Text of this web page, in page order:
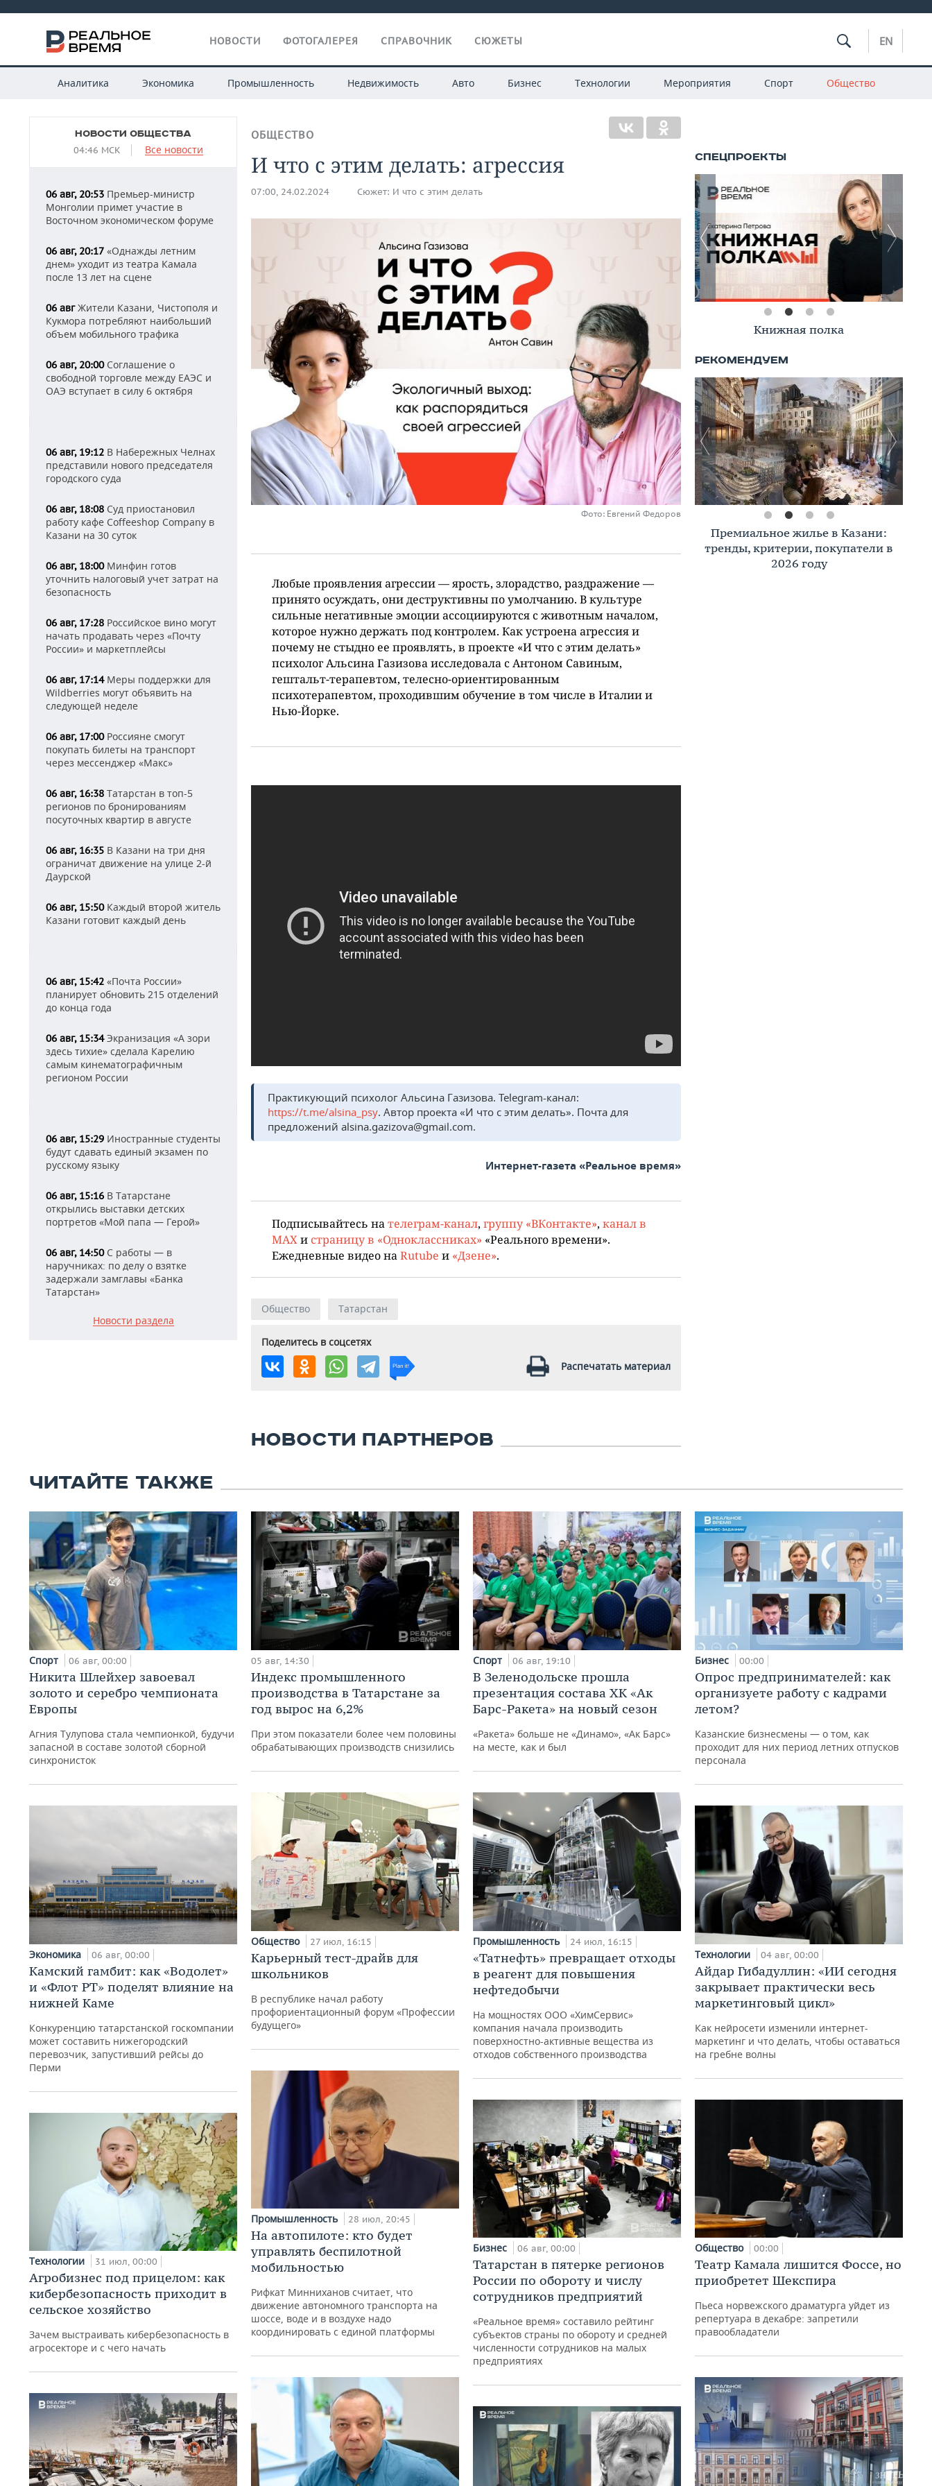
НОВОСТИ ФОТОГАЛЕРЕЯ СПРАВОЧНИК СЮЖЕТЫ EN
Аналитика Экономика Промышленность Недвижимость Авто Бизнес Технологии Мероприятия Спорт Общество
НОВОСТИ ОБЩЕСТВА
04:46 МСК Все новости
06 авг, 20:53 Премьер-министр
Монголии примет участие в
Восточном экономическом форуме
06 авг, 20:17 «Однажды летним
днем» уходит из театра Камала
после 13 лет на сцене
06 авгЖители Казани, Чистополя и
Кукмора потребляют наибольший
объем мобильного трафика
06 авг, 20:00Соглашение о
свободной торговле между ЕАЭС и
ОАЭ вступает в силу 6 октября
06 авг, 19:12 В Набережных Челнах
представили нового председателя
городского суда
06 авг, 18:08 Суд приостановил
работу кафе Coffeeshop Company в
Казани на 30 суток
06 авг, 18:00Минфин готов
уточнить налоговый учет затрат на
безопасность
06 авг, 17:28 Российское вино могут
начать продавать через «Почту
России» и маркетплейсы
06 авг, 17:14Меры поддержки для
Wildberries могут объявить на
следующей неделе
06 авг, 17:00Россияне смогут
покупать билеты на транспорт
через мессенджер «Макс»
06 авг, 16:38 Татарстан в топ-5
регионов по бронированиям
посуточных квартир в августе
06 авг, 16:35 В Казани на три дня
ограничат движение на улице 2-й
Даурской
06 авг, 15:50Каждый второй житель
Казани готовит каждый день
06 авг, 15:42 «Почта России»
планирует обновить 215 отделений
до конца года
06 авг, 15:34Экранизация «А зори
здесь тихие» сделала Карелию
самым кинематографичным
регионом России
06 авг, 15:29 Иностранные студенты
будут сдавать единый экзамен по
русскому языку
06 авг, 15:16 В Татарстане
открылись выставки детских
портретов «Мой папа — Герой»
06 авг, 14:50С работы — в
наручниках: по делу о взятке
задержали замглавы «Банка
Татарстан»
Новости раздела
ОБЩЕСТВО
И что с этим делать: агрессия
07:00, 24.02.2024 Сюжет: И что с этим делать
Фото: Евгений Федоров
Любые проявления агрессии — ярость, злорадство, раздражение —
принято осуждать, они деструктивны по умолчанию. В культуре
сильные негативные эмоции ассоциируются с животным началом,
которое нужно держать под контролем. Как устроена агрессия и
почему не стыдно ее проявлять, в проекте «И что с этим делать»
психолог Альсина Газизова исследовала с Антоном Савиным,
гештальт-терапевтом, телесно-ориентированным
психотерапевтом, проходившим обучение в том числе в Италии и
Нью-Йорке.
Практикующий психолог Альсина Газизова. Telegram-канал:
https://t.me/alsina_psy. Автор проекта «И что с этим делать». Почта для
предложений alsina.gazizova@gmail.com.
Интернет-газета «Реальное время»
Подписывайтесь нателеграм-канал, группу «ВКонтакте», канал в
MAXи страницу в «Одноклассниках» «Реального времени».
Ежедневные видео наRutube и «Дзене».
Общество Татарстан
Поделитесь в соцсетях
Распечатать материал
НОВОСТИ ПАРТНЕРОВ
Книжная полка
Премиальное жилье в Казани:
тренды, критерии, покупатели в
2026 году
ЧИТАЙТЕ ТАКЖЕ
Спорт 06 авг, 00:00
Никита Шлейхер завоевал
золото и серебро чемпионата
Европы
Агния Тулупова стала чемпионкой, будучи
запасной в составе золотой сборной
синхронисток
Экономика 06 авг, 00:00
Камский гамбит: как «Водолет»
и «Флот РТ» поделят влияние на
нижней Каме
Конкуренцию татарстанской госкомпании
может составить нижегородский
перевозчик, запустивший рейсы до
Перми
Технологии 31 июл, 00:00
Агробизнес под прицелом: как
кибербезопасность приходит в
сельское хозяйство
Зачем выстраивать кибербезопасность в
агросекторе и с чего начать
05 авг, 14:30
Индекс промышленного
производства в Татарстане за
год вырос на 6,2%
При этом показатели более чем половины
обрабатывающих производств снизились
Общество 27 июл, 16:15
Карьерный тест-драйв для
школьников
В республике начал работу
профориентационный форум «Профессии
будущего»
Промышленность 28 июл, 20:45
На автопилоте: кто будет
управлять беспилотной
мобильностью
Рифкат Минниханов считает, что
движение автономного транспорта на
шоссе, воде и в воздухе надо
координировать с единой платформы
Спорт 06 авг, 19:10
В Зеленодольске прошла
презентация состава ХК «Ак
Барс-Ракета» на новый сезон
«Ракета» больше не «Динамо», «Ак Барс»
на месте, как и был
Промышленность 24 июл, 16:15
«Татнефть» превращает отходы
в реагент для повышения
нефтедобычи
На мощностях ООО «ХимСервис»
компания начала производить
поверхностно-активные вещества из
отходов собственного производства
Бизнес 06 авг, 00:00
Татарстан в пятерке регионов
России по обороту и числу
сотрудников предприятий
«Реальное время» составило рейтинг
субъектов страны по обороту и средней
численности сотрудников на малых
предприятиях
Бизнес 00:00
Опрос предпринимателей: как
организуете работу с кадрами
летом?
Казанские бизнесмены — о том, как
проходит для них период летних отпусков
персонала
Технологии 04 авг, 00:00
Айдар Гибадуллин: «ИИ сегодня
закрывает практически весь
маркетинговый цикл»
Как нейросети изменили интернет-
маркетинг и что делать, чтобы оставаться
на гребне волны
Общество 00:00
Театр Камала лишится Фоссе, но
приобретет Шекспира
Пьеса норвежского драматурга уйдет из
репертуара в декабре: запретили
правообладатели